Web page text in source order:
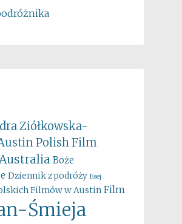
Ziółkowska-
Polish Film
Boże
Dziennik z podróży Esej
Filmów w Austin Film
Śmieja